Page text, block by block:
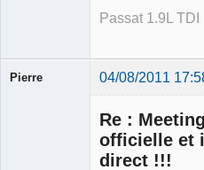
Passat 1.9L
Pierre 04/08/2011
Re :
officielle et
direct !!!